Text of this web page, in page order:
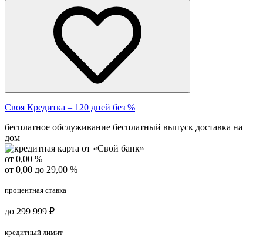
Своя Кредитка – 120 дней без %
бесплатное обслуживание бесплатный выпуск доставка на
дом
от 0,00 %
от 0,00 до 29,00 %
процентная ставка
до 299 999 ₽
кредитный лимит